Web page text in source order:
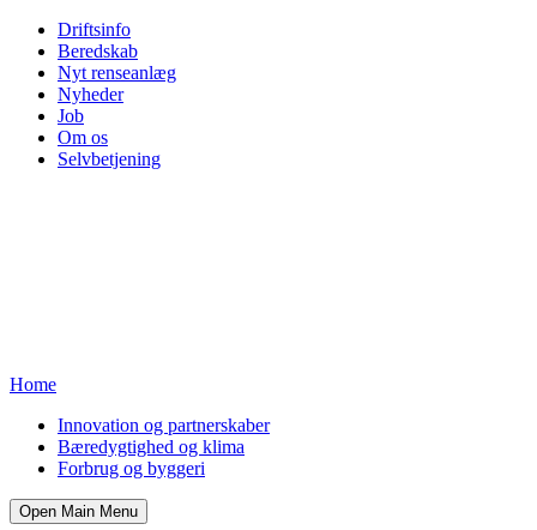
Driftsinfo
Beredskab
Nyt renseanlæg
Nyheder
Job
Om os
Selvbetjening
Home
Innovation og partnerskaber
Bæredygtighed og klima
Forbrug og byggeri
Open Main Menu